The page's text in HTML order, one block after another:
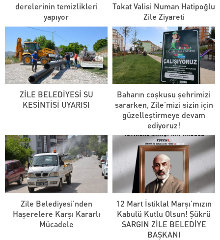
derelerinin temizlikleri
yapıyor
Tokat Valisi Numan Hatipoğlu
Zile Ziyareti
ZİLE BELEDİYESİ SU
KESİNTİSİ UYARISI
Baharın coşkusu şehrimizi
sararken, Zile’mizi sizin için
güzelleştirmeye devam
ediyoruz!
Zile Belediyesi’nden
Haşerelere Karşı Kararlı
Mücadele
12 Mart İstiklal Marşı’mızın
Kabulü Kutlu Olsun! Şükrü
SARGIN ZİLE BELEDİYE
BAŞKANI